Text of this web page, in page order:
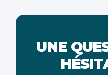
UNE